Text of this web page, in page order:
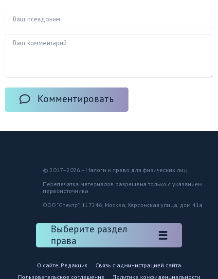
Комментировать
© 2017–2026 – Налоги и право для физических лиц
Перепечатка материалов разрешена только с указанием
первоисточника
ООО "Спектр", 117246, Москва, Херсонская улица, дом 41а
Выберите раздел
права
О сайте, Редакция
Связь с администрацией сайта
Пользовательское соглашение
Политика конфиденциальности